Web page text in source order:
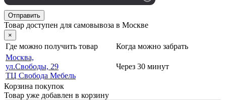
Отправить
Товар доступен для самовывоза в Москве
×
Где можно получить товар
Когда можно забрать
Москва,
ул.Свободы, 29
ТЦ Свобода Мебель
Через 30 минут
Корзина покупок
Товар уже добавлен в корзину